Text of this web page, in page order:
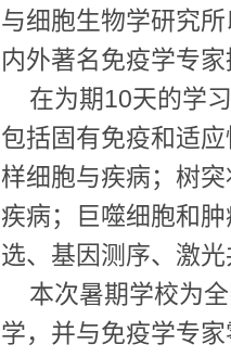
与细胞生物学研究
内外著名免疫学专
在为期10天的学
包括固有免疫和适
样细胞与疾病；树
疾病；巨噬细胞和
选、基因测序、激
本次暑期学校为
学，并与免疫学专